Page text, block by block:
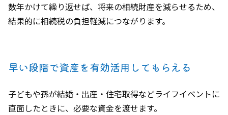
数年かけて繰り返せば、将来の相続財産を減らせるため、
結果的に相続税の負担軽減につながります。
早い段階で資産を有効活用してもらえる
子どもや孫が結婚・出産・住宅取得などライフイベントに
直面したときに、必要な資金を渡せます。